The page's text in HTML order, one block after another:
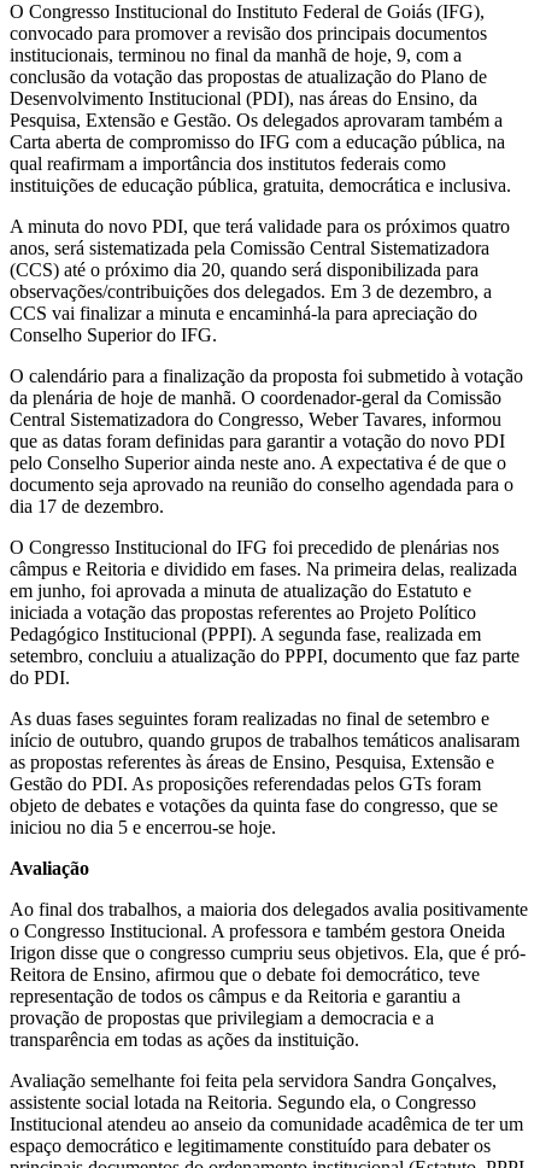
O Congresso Institucional do Instituto Federal de Goiás (IFG),
convocado para promover a revisão dos principais documentos
institucionais, terminou no final da manhã de hoje, 9, com a
conclusão da votação das propostas de atualização do Plano de
Desenvolvimento Institucional (PDI), nas áreas do Ensino, da
Pesquisa, Extensão e Gestão. Os delegados aprovaram também a
Carta aberta de compromisso do IFG com a educação pública, na
qual reafirmam a importância dos institutos federais como
instituições de educação pública, gratuita, democrática e inclusiva.
A minuta do novo PDI, que terá validade para os próximos quatro
anos, será sistematizada pela Comissão Central Sistematizadora
(CCS) até o próximo dia 20, quando será disponibilizada para
observações/contribuições dos delegados. Em 3 de dezembro, a
CCS vai finalizar a minuta e encaminhá-la para apreciação do
Conselho Superior do IFG.
O calendário para a finalização da proposta foi submetido à votação
da plenária de hoje de manhã. O coordenador-geral da Comissão
Central Sistematizadora do Congresso, Weber Tavares, informou
que as datas foram definidas para garantir a votação do novo PDI
pelo Conselho Superior ainda neste ano. A expectativa é de que o
documento seja aprovado na reunião do conselho agendada para o
dia 17 de dezembro.
O Congresso Institucional do IFG foi precedido de plenárias nos
câmpus e Reitoria e dividido em fases. Na primeira delas, realizada
em junho, foi aprovada a minuta de atualização do Estatuto e
iniciada a votação das propostas referentes ao Projeto Político
Pedagógico Institucional (PPPI). A segunda fase, realizada em
setembro, concluiu a atualização do PPPI, documento que faz parte
do PDI.
As duas fases seguintes foram realizadas no final de setembro e
início de outubro, quando grupos de trabalhos temáticos analisaram
as propostas referentes às áreas de Ensino, Pesquisa, Extensão e
Gestão do PDI. As proposições referendadas pelos GTs foram
objeto de debates e votações da quinta fase do congresso, que se
iniciou no dia 5 e encerrou-se hoje.
Avaliação
Ao final dos trabalhos, a maioria dos delegados avalia positivamente
o Congresso Institucional. A professora e também gestora Oneida
Irigon disse que o congresso cumpriu seus objetivos. Ela, que é pró-
Reitora de Ensino, afirmou que o debate foi democrático, teve
representação de todos os câmpus e da Reitoria e garantiu a
provação de propostas que privilegiam a democracia e a
transparência em todas as ações da instituição.
Avaliação semelhante foi feita pela servidora Sandra Gonçalves,
assistente social lotada na Reitoria. Segundo ela, o Congresso
Institucional atendeu ao anseio da comunidade acadêmica de ter um
espaço democrático e legitimamente constituído para debater os